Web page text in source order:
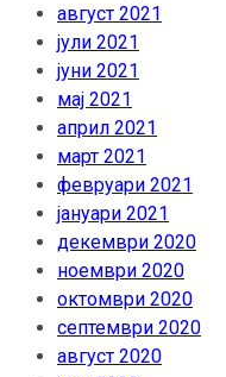
август 2021
јули 2021
јуни 2021
мај 2021
април 2021
март 2021
февруари 2021
јануари 2021
декември 2020
ноември 2020
октомври 2020
септември 2020
август 2020